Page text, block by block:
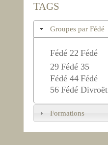
TAGS
Groupes par Fédé
Fédé 22 Fédé
29 Fédé 35
Fédé 44 Fédé
56 Fédé Divroët
Formations